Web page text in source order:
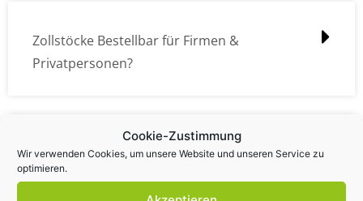
Cookie-Zustimmung
Wir verwenden Cookies, um unsere Website und unseren Service zu
optimieren.
Zollstöcke Bestellbar für Firmen &
Privatpersonen?
Wie kann ich die Daten (z.B. Logos und Texte)
übermitteln?